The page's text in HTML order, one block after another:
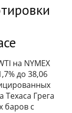
на NYMEX
до 38,06
Грега
баров с